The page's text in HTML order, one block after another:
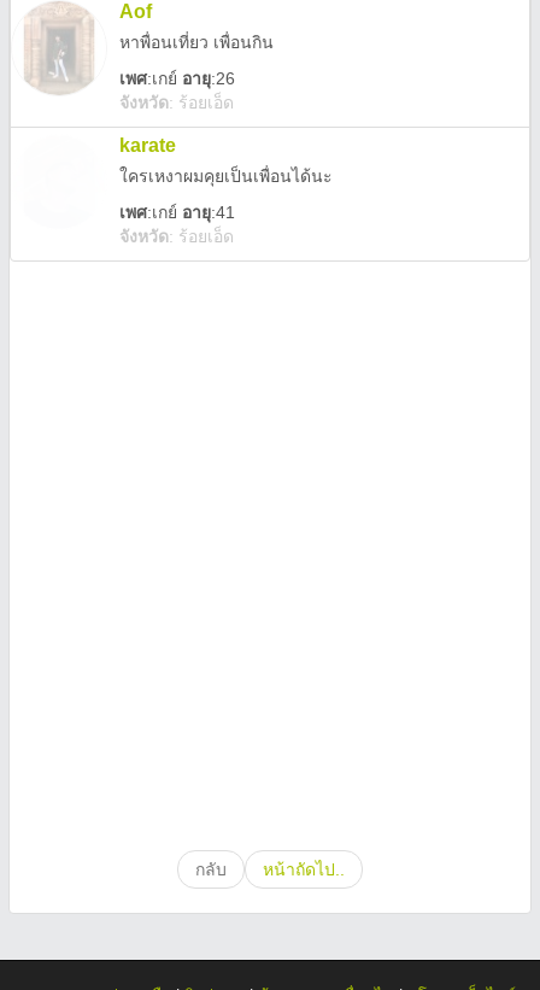
Aof
หาพื่อนเที่ยว เพื่อนกิน
เพศ:เกย์ อายุ:26
จังหวัด: ร้อยเอ็ด
karate
ใครเหงาผมคุยเป็นเพื่อนได้นะ
เพศ:เกย์ อายุ:41
จังหวัด: ร้อยเอ็ด
กลับ หน้าถัดไป..